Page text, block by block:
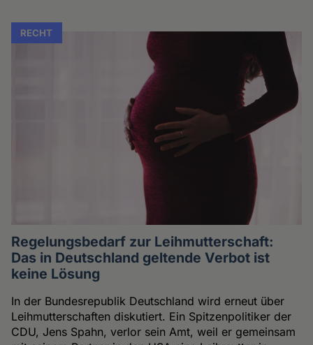
RECHT
Regelungsbedarf zur Leihmutterschaft:
Das in Deutschland geltende Verbot ist
keine Lösung
In der Bundesrepublik Deutschland wird erneut über
Leihmutterschaften diskutiert. Ein Spitzenpolitiker der
CDU, Jens Spahn, verlor sein Amt, weil er gemeinsam